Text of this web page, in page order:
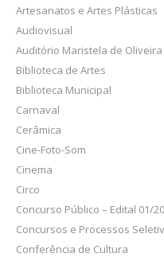
Artesanatos e Artes Plásticas
Audiovisual
Auditório Maristela de Oliveira
Biblioteca de Artes
Biblioteca Municipal
Carnaval
Cerâmica
Cine-Foto-Som
Cinema
Circo
Concurso Público – Edital 01/
Concursos e Processos
Conferência de Cultura